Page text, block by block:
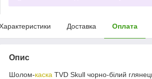
Доставка Оплата
Опис
Шолом-каска TVD Skull чорно-білий